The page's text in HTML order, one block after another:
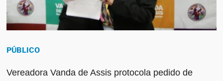
PÚBLICO
Vereadora Vanda de Assis protocola pedido de